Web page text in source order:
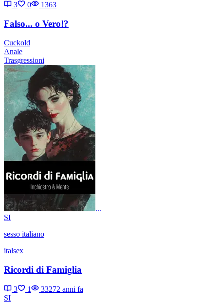
3
0 1363
Falso... o Vero!?
Cuckold
Anale
Trasgressioni
...
SI
sesso italiano
italsex
Ricordi di Famiglia
3 1 33272 anni fa
SI